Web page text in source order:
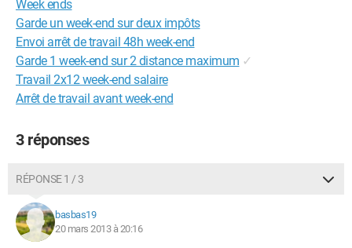
Week ends
Garde un week-end sur deux impôts
Envoi arrêt de travail 48h week-end
Garde 1 week-end sur 2 distance maximum ✓
Travail 2x12 week-end salaire
Arrêt de travail avant week-end
3 réponses
RÉPONSE 1 / 3
basbas19
20 mars 2013 à 20:16